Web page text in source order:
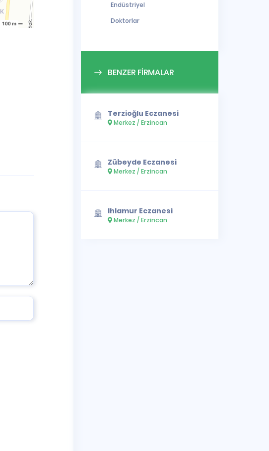
Endüstriyel
Doktorlar
BENZER FİRMALAR
Terzioğlu Eczanesi
Merkez / Erzincan
Zübeyde Eczanesi
Merkez / Erzincan
Ihlamur Eczanesi
Merkez / Erzincan